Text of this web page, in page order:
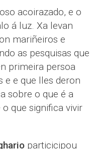
acoirazado, e o
á luz. Xa levan
mariñeiros e
as pesquisas que
primeira persoa
e e que lles deron
sobre o que é a
que significa vivir
particicipou